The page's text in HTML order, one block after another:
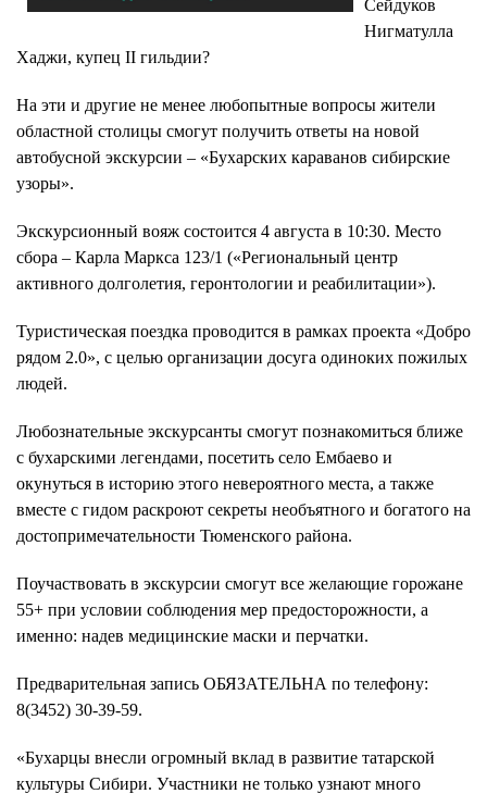
Сейдуков
Нигматулла
Хаджи, купец II гильдии?
На эти и другие не менее любопытные вопросы жители
областной столицы смогут получить ответы на новой
автобусной экскурсии – «Бухарских караванов сибирские
узоры».
Экскурсионный вояж состоится 4 августа в 10:30. Место
сбора – Карла Маркса 123/1 («Региональный центр
активного долголетия, геронтологии и реабилитации»).
Туристическая поездка проводится в рамках проекта «Добро
рядом 2.0», с целью организации досуга одиноких пожилых
людей.
Любознательные экскурсанты смогут познакомиться ближе
с бухарскими легендами, посетить село Ембаево и
окунуться в историю этого невероятного места, а также
вместе с гидом раскроют секреты необъятного и богатого на
достопримечательности Тюменского района.
Поучаствовать в экскурсии смогут все желающие горожане
55+ при условии соблюдения мер предосторожности, а
именно: надев медицинские маски и перчатки.
Предварительная запись ОБЯЗАТЕЛЬНА по телефону:
8(3452) 30-39-59.
«Бухарцы внесли огромный вклад в развитие татарской
культуры Сибири. Участники не только узнают много